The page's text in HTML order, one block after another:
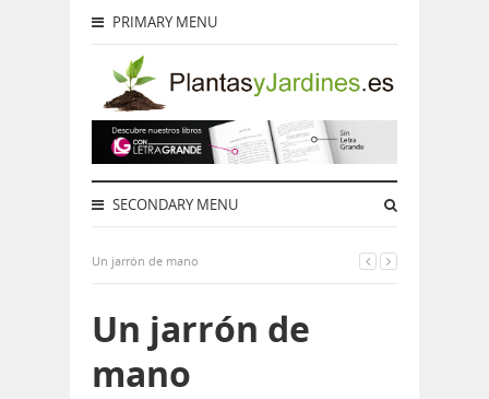
PRIMARY MENU
SECONDARY MENU
Un jarrón de mano
Un jarrón de
mano